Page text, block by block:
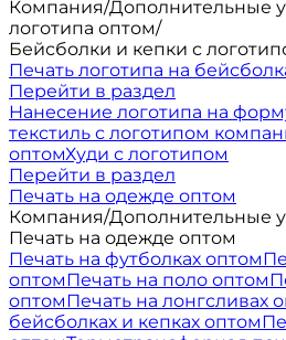
Компания/Дополнительные
логотипа оптом/
Бейсболки и кепки с
Печать логотипа на
Перейти в раздел
Нанесение логотипа на
текстиль с логотипом
оптомХуди с логотипом
Перейти в раздел
Печать на одежде оптом
Компания/Дополнительные
Печать на одежде оптом
Печать на футболках оптом
оптомПечать на поло оптом
оптомПечать на лонгсливах
бейсболках и кепках оптом